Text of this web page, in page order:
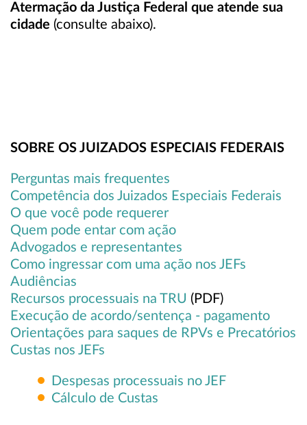
Atermação da Justiça Federal que atende sua
cidade (consulte abaixo).
SOBRE OS JUIZADOS ESPECIAIS FEDERAIS
Perguntas mais frequentes
Competência dos Juizados Especiais Federais
O que você pode requerer
Quem pode entar com ação
Advogados e representantes
Como ingressar com uma ação nos JEFs
Audiências
Recursos processuais na TRU (PDF)
Execução de acordo/sentença - pagamento
Orientações para saques de RPVs e Precatórios
Custas nos JEFs
Despesas processuais no JEF
Cálculo de Custas